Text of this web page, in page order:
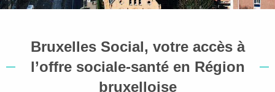
Bruxelles Social, votre accès à
l’offre sociale-santé en Région
bruxelloise